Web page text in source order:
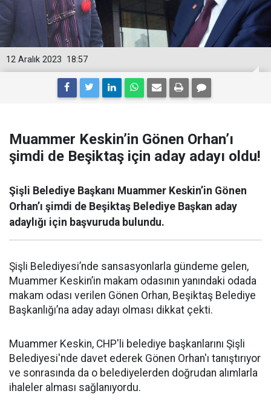
18:57
12 Aralık 2023
Muammer Keskin’in Gönen Orhan’ı
şimdi de Beşiktaş için aday adayı oldu!
Şişli Belediye Başkanı Muammer Keskin’in Gönen
Orhan’ı şimdi de Beşiktaş Belediye Başkan aday
adaylığı için başvuruda bulundu.
Şişli Belediyesi’nde sansasyonlarla gündeme gelen,
Muammer Keskin’in makam odasının yanındaki odada
makam odası verilen Gönen Orhan, Beşiktaş Belediye
Başkanlığı’na aday adayı olması dikkat çekti.
Muammer Keskin, CHP'li belediye başkanlarını Şişli
Belediyesi'nde davet ederek Gönen Orhan'ı tanıştırıyor
ve sonrasında da o belediyelerden doğrudan alımlarla
ihaleler alması sağlanıyordu.